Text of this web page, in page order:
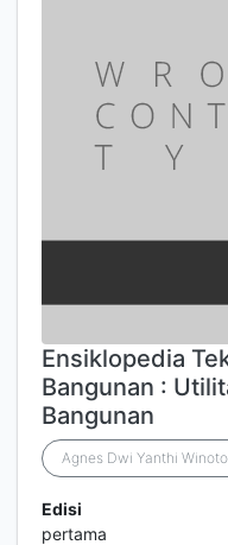
Ensiklopedia
Bangunan :
Bangunan
Agnes Dwi Yanthi Winoto
Edisi
pertama